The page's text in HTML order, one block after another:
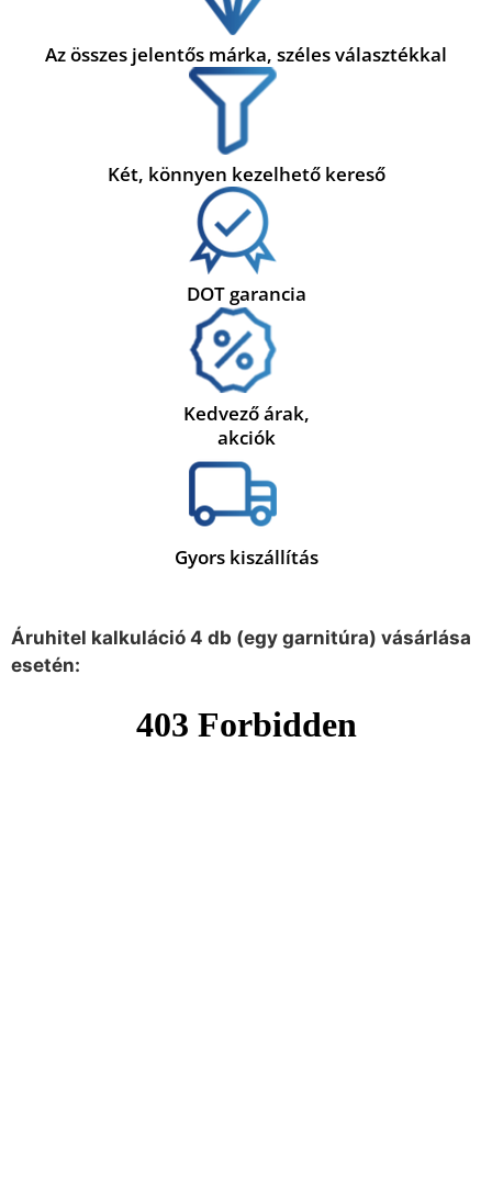
Az összes jelentős márka, széles választékkal
Két, könnyen kezelhető kereső
DOT garancia
Kedvező árak,
akciók
Gyors kiszállítás
Áruhitel kalkuláció 4 db (egy garnitúra) vásárlása
esetén: